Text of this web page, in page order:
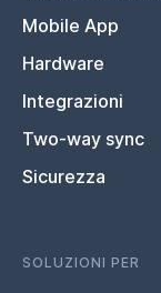
Mobile App
Hardware
Integrazioni
Two-way sync
Sicurezza
SOLUZIONI PER